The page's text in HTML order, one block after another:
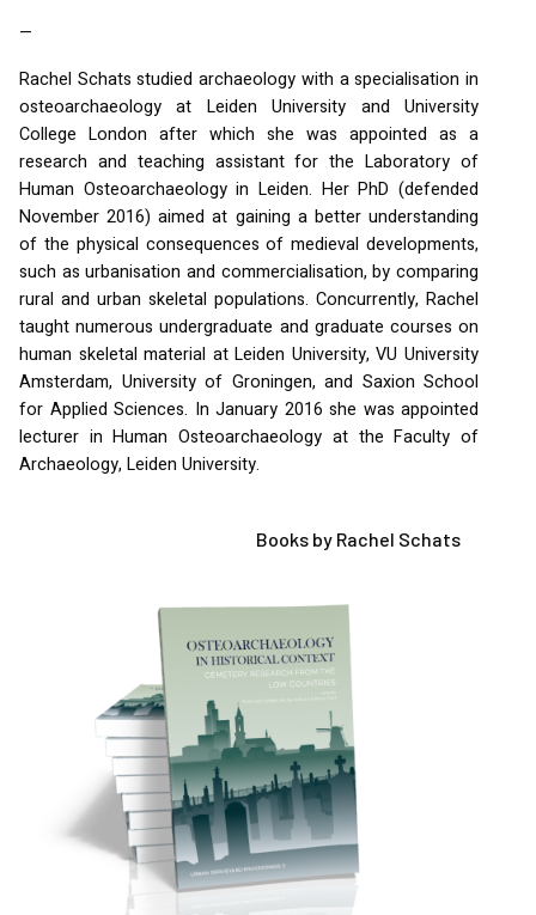
—
Rachel Schats studied archaeology with a specialisation in
osteoarchaeology at Leiden University and University
College London after which she was appointed as a
research and teaching assistant for the Laboratory of
Human Osteoarchaeology in Leiden. Her PhD (defended
November 2016) aimed at gaining a better understanding
of the physical consequences of medieval developments,
such as urbanisation and commercialisation, by comparing
rural and urban skeletal populations. Concurrently, Rachel
taught numerous undergraduate and graduate courses on
human skeletal material at Leiden University, VU University
Amsterdam, University of Groningen, and Saxion School
for Applied Sciences. In January 2016 she was appointed
lecturer in Human Osteoarchaeology at the Faculty of
Archaeology, Leiden University.
Books by Rachel Schats